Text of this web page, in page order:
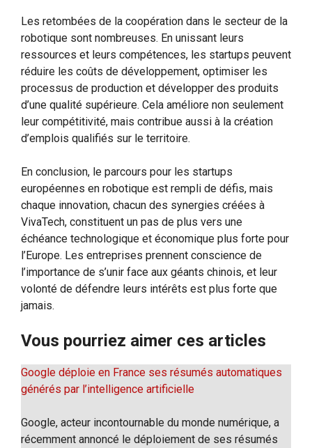
Les retombées de la coopération dans le secteur de la
robotique sont nombreuses. En unissant leurs
ressources et leurs compétences, les startups peuvent
réduire les coûts de développement, optimiser les
processus de production et développer des produits
d’une qualité supérieure. Cela améliore non seulement
leur compétitivité, mais contribue aussi à la création
d’emplois qualifiés sur le territoire.
En conclusion, le parcours pour les startups
européennes en robotique est rempli de défis, mais
chaque innovation, chacun des synergies créées à
VivaTech, constituent un pas de plus vers une
échéance technologique et économique plus forte pour
l’Europe. Les entreprises prennent conscience de
l’importance de s’unir face aux géants chinois, et leur
volonté de défendre leurs intérêts est plus forte que
jamais.
Vous pourriez aimer ces articles
Google déploie en France ses résumés automatiques
générés par l’intelligence artificielle
Google, acteur incontournable du monde numérique, a
récemment annoncé le déploiement de ses résumés